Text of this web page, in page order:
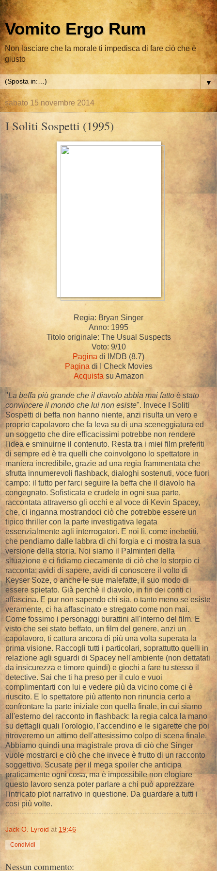
Vomito Ergo Rum
Non lasciare che la morale ti impedisca di fare ciò che è
giusto
▼
sabato 15 novembre 2014
I Soliti Sospetti (1995)
Regia: Bryan Singer
Anno: 1995
Titolo originale: The Usual Suspects
Voto: 9/10
Pagina di IMDB (8.7)
Pagina di I Check Movies
Acquista su Amazon
"La beffa più grande che il diavolo abbia mai fatto è stato
convincere il mondo che lui non esiste". Invece I Soliti
Sospetti di beffa non hanno niente, anzi risulta un vero e
proprio capolavoro che fa leva su di una sceneggiatura ed
un soggetto che dire efficacissimi potrebbe non rendere
l'idea e sminuirne il contenuto. Resta tra i miei film preferiti
di sempre ed è tra quelli che coinvolgono lo spettatore in
maniera incredibile, grazie ad una regia frammentata che
sfrutta innumerevoli flashback, dialoghi sostenuti, voce fuori
campo: il tutto per farci seguire la beffa che il diavolo ha
congegnato. Sofisticata e crudele in ogni sua parte,
raccontata attraverso gli occhi e al voce di Kevin Spacey,
che, ci inganna mostrandoci ciò che potrebbe essere un
tipico thriller con la parte investigativa legata
essenzialmente agli interrogatori. E noi lì, come inebetiti,
che pendiamo dalle labbra di chi forgia e ci mostra la sua
versione della storia. Noi siamo il Palminteri della
situazione e ci fidiamo ciecamente di ciò che lo storpio ci
racconta: avidi di sapere, avidi di conoscere il volto di
Keyser Soze, o anche le sue malefatte, il suo modo di
essere spietato. Già perchè il diavolo, in fin dei conti ci
affascina. E pur non sapendo chi sia, o tanto meno se esiste
veramente, ci ha affascinato e stregato come non mai.
Come fossimo i personaggi burattini all'interno del film. E
visto che sei stato beffato, un film del genere, anzi un
capolavoro, ti cattura ancora di più una volta superata la
prima visione. Raccogli tutti i particolari, soprattutto quelli in
relazione agli sguardi di Spacey nell'ambiente (non dettatati
da insicurezza e timore quindi) e giochi a fare tu stesso il
detective. Sai che ti ha preso per il culo e vuoi
complimentarti con lui e vedere più da vicino come ci è
riuscito. E lo spettatore più attento non rinuncia certo a
confrontare la parte iniziale con quella finale, in cui siamo
all'esterno del racconto in flashback: la regia calca la mano
su dettagli quali l'orologio, l'accendino e le sigarette che poi
ritroveremo un attimo dell'attesissimo colpo di scena finale.
Abbiamo quindi una magistrale prova di ciò che Singer
vuole mostrarci e ciò che che invece è frutto di un racconto
soggettivo. Scusate per il mega spoiler che anticipa
praticamente ogni cosa, ma è impossibile non elogiare
questo lavoro senza poter parlare a chi può apprezzare
l'intricato plot narrativo in questione. Da guardare a tutti i
cosi più volte.
Jack O. Lyroid at 19:46
Condividi
Nessun commento: